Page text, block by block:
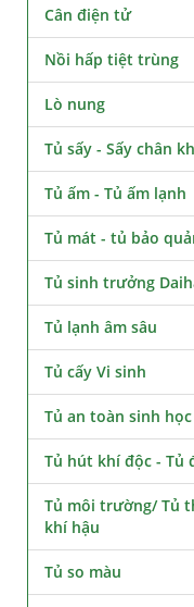
Cân điện tử
Nồi hấp tiệt trùng
Lò nung
Tủ sấy - Sấy chân
Tủ ấm - Tủ ấm lạnh
Tủ mát - tủ bảo
Tủ sinh trưởng
Tủ lạnh âm sâu
Tủ cấy Vi sinh
Tủ an toàn sinh học
Tủ hút khí độc - Tủ
Tủ môi trường/ Tủ
khí hậu
Tủ so màu